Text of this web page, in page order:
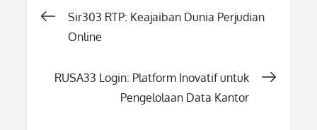
Post
Sir303 RTP: Keajaiban Dunia Perjudian
Online
RUSA33 Login: Platform Inovatif untuk
Pengelolaan Data Kantor